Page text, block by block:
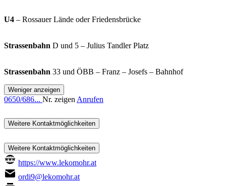
U4 – Rossauer Lände oder Friedensbrücke
Strassenbahn D und 5 – Julius Tandler Platz
Strassenbahn 33 und ÖBB – Franz – Josefs – Bahnhof
Weniger anzeigen
0650/686... Nr. zeigen Anrufen
Weitere Kontaktmöglichkeiten
Weitere Kontaktmöglichkeiten
https://www.lekomohr.at
ordi9@lekomohr.at